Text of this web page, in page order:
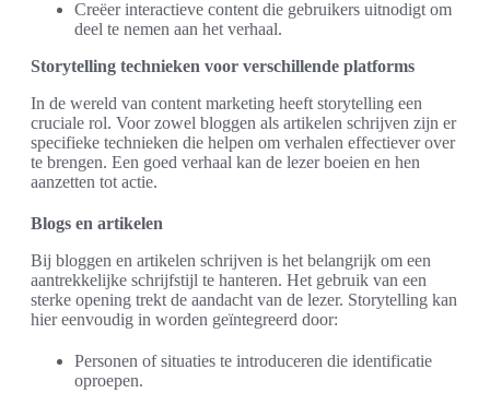
Creëer interactieve content die gebruikers uitnodigt om
deel te nemen aan het verhaal.
Storytelling technieken voor verschillende platforms
In de wereld van content marketing heeft storytelling een
cruciale rol. Voor zowel bloggen als artikelen schrijven zijn er
specifieke technieken die helpen om verhalen effectiever over
te brengen. Een goed verhaal kan de lezer boeien en hen
aanzetten tot actie.
Blogs en artikelen
Bij bloggen en artikelen schrijven is het belangrijk om een
aantrekkelijke schrijfstijl te hanteren. Het gebruik van een
sterke opening trekt de aandacht van de lezer. Storytelling kan
hier eenvoudig in worden geïntegreerd door:
Personen of situaties te introduceren die identificatie
oproepen.